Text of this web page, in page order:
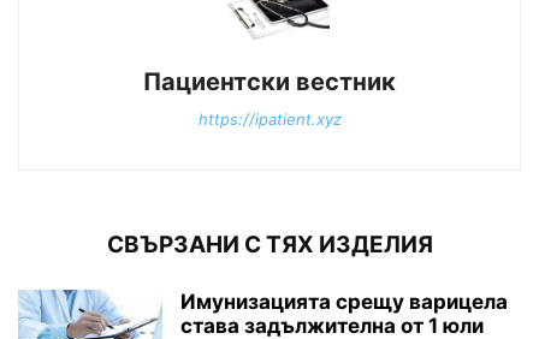
Пациентски вестник
https://ipatient.xyz
СВЪРЗАНИ С ТЯХ ИЗДЕЛИЯ
Имунизацията срещу варицела
става задължителна от 1 юли